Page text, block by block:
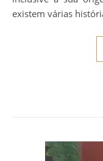
existem várias